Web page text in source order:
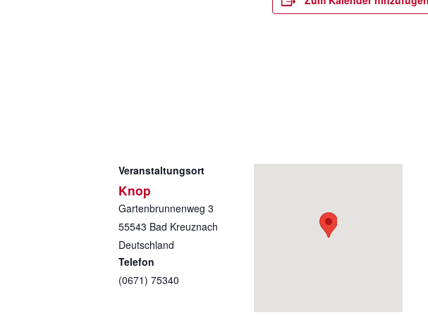
Veranstaltungsort
Knop
Gartenbrunnenweg 3
55543 Bad Kreuznach
Deutschland
Telefon
(0671) 75340